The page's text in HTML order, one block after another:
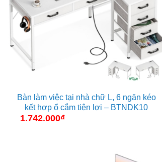
Bàn làm việc tại nhà chữ L, 6 ngăn kéo
kết hợp ổ cắm tiện lợi – BTNDK10
1.742.000₫